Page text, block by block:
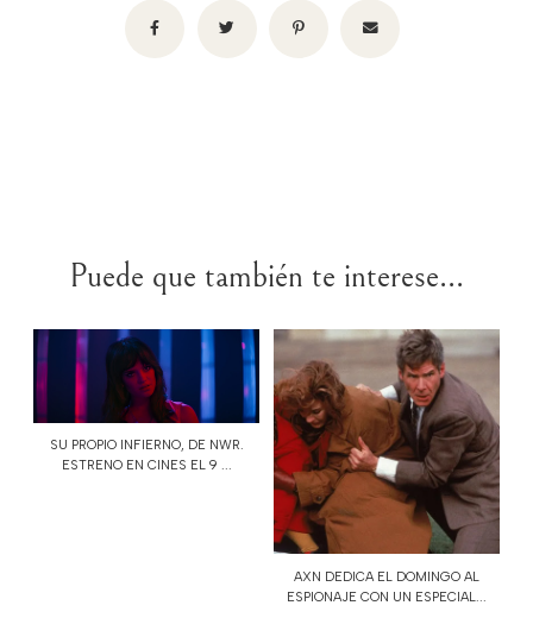
Puede que también te interese...
SU PROPIO INFIERNO, DE NWR.
ESTRENO EN CINES EL 9 ...
AXN DEDICA EL DOMINGO AL
ESPIONAJE CON UN ESPECIAL...